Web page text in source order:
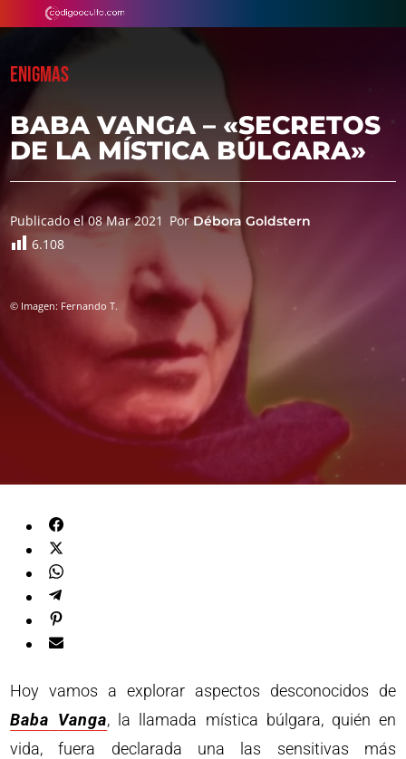
ENIGMAS
BABA VANGA – «SECRETOS
DE LA MÍSTICA BÚLGARA»
Publicado el 08 Mar 2021 PorDébora Goldstern
6.108
© Imagen: Fernando T.
Hoy vamos a explorar aspectos desconocidos de
Baba Vanga, la llamada mística búlgara, quién en
vida, fuera declarada una las sensitivas más